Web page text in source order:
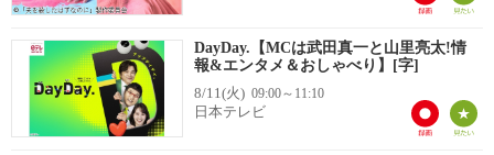
DayDay.【MCは武田真一と山里亮太!情
報&エンタメ＆おしゃべり】[字]
8/11(火) 09:00～11:10
日本テレビ